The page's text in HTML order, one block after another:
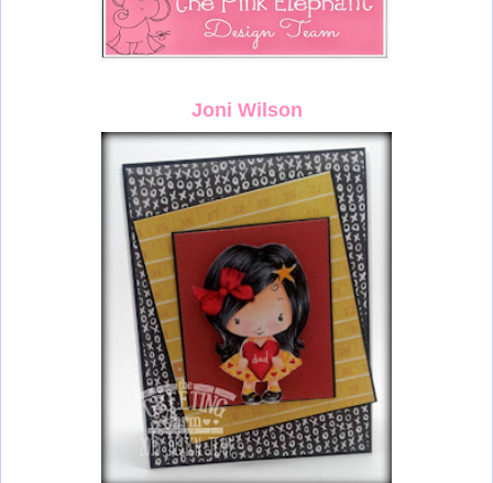
Joni Wilson